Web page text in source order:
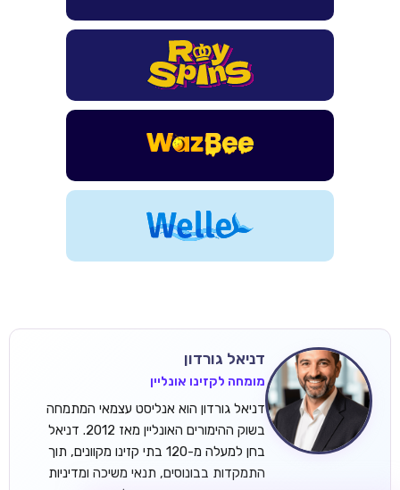
CASOO
בונוס מתגלגל עד 2,000 ₪ + 200 ספינים חינם לשחקנים
חדשים
ROYSPINS
חבילת קבלת פנים: עד 250% בונוס עד €2,000 + 200 ספינים
חינם על ההפקדות הראשונות
דניאל גורדון
מומחה לקזינו אונליין
דניאל גורדון הוא אנליסט עצמאי המתמחה
בשוק ההימורים האונליין מאז 2012. דניאל
בחן למעלה מ-120 בתי קזינו מקוונים, תוך
התמקדות בבונוסים, תנאי משיכה ומדיניות